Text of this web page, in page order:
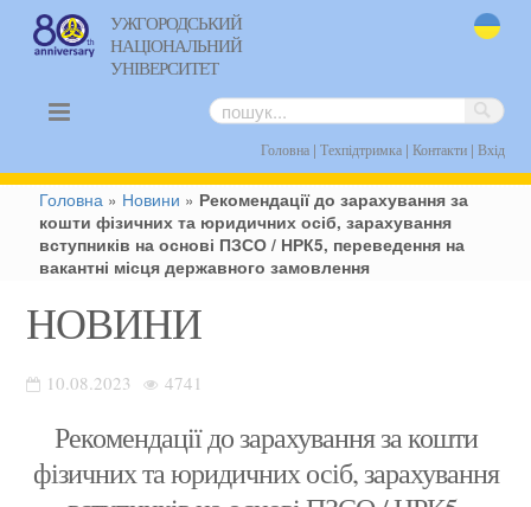
УЖГОРОДСЬКИЙ
НАЦІОНАЛЬНИЙ
УНІВЕРСИТЕТ
Головна| Техпідтримка| Контакти| Вхід
Головна » Новини » Рекомендації до зарахування за
кошти фізичних та юридичних осіб, зарахування
вступників на основі ПЗСО / НРК5, переведення на
вакантні місця державного замовлення
НОВИНИ
10.08.2023 4741
Рекомендації до зарахування за кошти
фізичних та юридичних осіб, зарахування